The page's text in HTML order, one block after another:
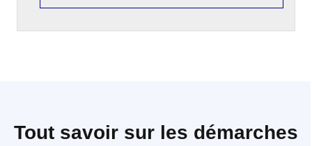
Tout savoir sur les démarches